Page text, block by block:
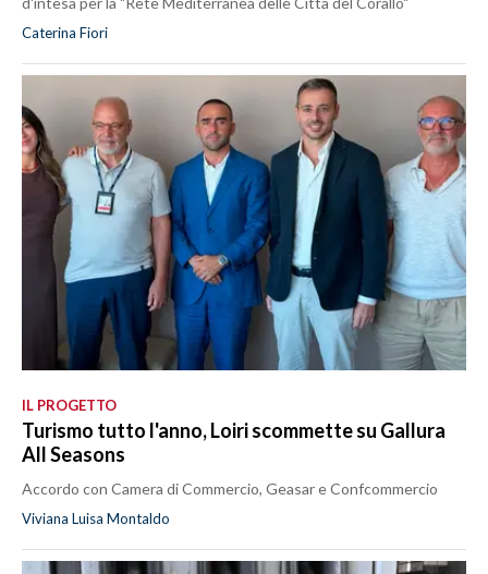
Caterina Fiori
IL PROGETTO
Turismo tutto l'anno, Loiri scommette su Gallura
All Seasons
Accordo con Camera di Commercio, Geasar e Confcommercio
Viviana Luisa Montaldo